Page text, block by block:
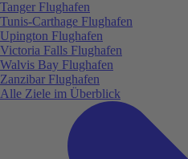
Tanger Flughafen
Tunis-Carthage Flughafen
Upington Flughafen
Victoria Falls Flughafen
Walvis Bay Flughafen
Zanzibar Flughafen
Alle Ziele im Überblick